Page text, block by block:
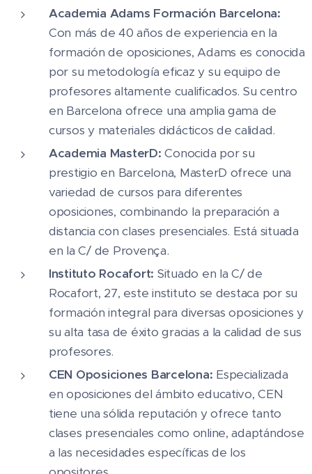
Academia Adams Formación Barcelona:
Con más de 40 años de experiencia en la
formación de oposiciones, Adams es conocida
por su metodología eficaz y su equipo de
profesores altamente cualificados. Su centro
en Barcelona ofrece una amplia gama de
cursos y materiales didácticos de calidad​.
Academia MasterD: Conocida por su
prestigio en Barcelona, MasterD ofrece una
variedad de cursos para diferentes
oposiciones, combinando la preparación a
distancia con clases presenciales. Está situada
en la C/ de Provença​.
Instituto Rocafort: Situado en la C/ de
Rocafort, 27, este instituto se destaca por su
formación integral para diversas oposiciones y
su alta tasa de éxito gracias a la calidad de sus
profesores​.
CEN Oposiciones Barcelona: Especializada
en oposiciones del ámbito educativo, CEN
tiene una sólida reputación y ofrece tanto
clases presenciales como online, adaptándose
a las necesidades específicas de los